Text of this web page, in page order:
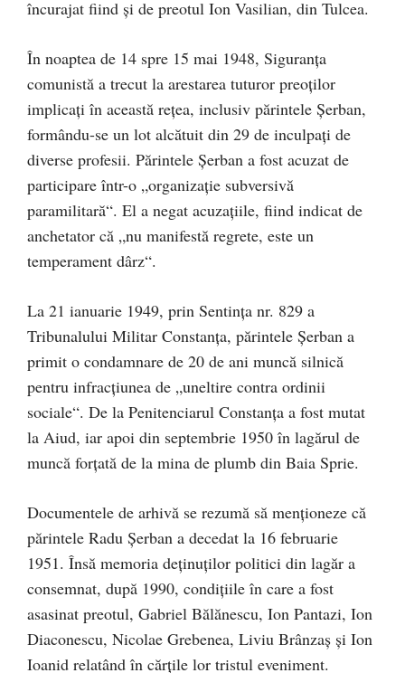
încurajat fiind şi de preotul Ion Vasilian, din Tulcea.
În noaptea de 14 spre 15 mai 1948, Siguranţa
comunistă a trecut la arestarea tuturor preoților
implicaţi în această rețea, inclusiv părintele Şerban,
formându-se un lot alcătuit din 29 de inculpaţi de
diverse profesii. Părintele Şerban a fost acuzat de
participare într-o „organizaţie subversivă
paramilitară“. El a negat acuzațiile, fiind indicat de
anchetator că „nu manifestă regrete, este un
temperament dârz“.
La 21 ianuarie 1949, prin Sentinţa nr. 829 a
Tribunalului Militar Constanţa, părintele Șerban a
primit o condamnare de 20 de ani muncă silnică
pentru infracţiunea de „uneltire contra ordinii
sociale“. De la Penitenciarul Constanţa a fost mutat
la Aiud, iar apoi din septembrie 1950 în lagărul de
muncă forțată de la mina de plumb din Baia Sprie.
Documentele de arhivă se rezumă să menționeze că
părintele Radu Şerban a decedat la 16 februarie
1951. Însă memoria deținuților politici din lagăr a
consemnat, după 1990, condițiile în care a fost
asasinat preotul, Gabriel Bălănescu, Ion Pantazi, Ion
Diaconescu, Nicolae Grebenea, Liviu Brânzaş și Ion
Ioanid relatând în cărțile lor tristul eveniment.